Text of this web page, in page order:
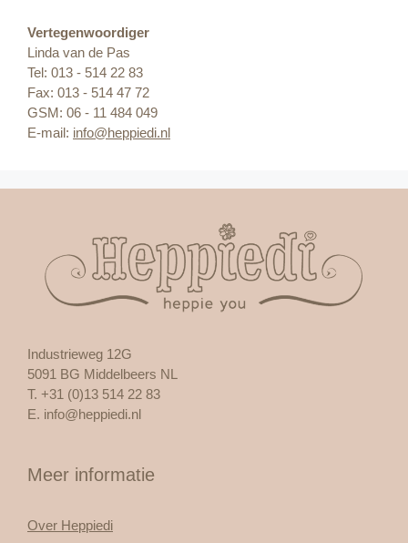
Vertegenwoordiger
Linda van de Pas
Tel: 013 - 514 22 83
Fax: 013 - 514 47 72
GSM: 06 - 11 484 049
E-mail: info@heppiedi.nl
Industrieweg 12G
5091 BG Middelbeers NL
T. +31 (0)13 514 22 83
E. info@heppiedi.nl
Meer informatie
Over Heppiedi